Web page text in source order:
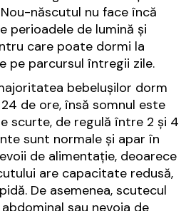
născutul nu face încă
perioadele de lumină și
care poate dormi la
pe parcursul întregii zile.
bebelușilor dorm
de ore, însă somnul este
scurte, de regulă între 2 și 4
sunt normale și apar în
de alimentație, deoarece
are capacitate redusă,
De asemenea, scutecul
sau nevoia de